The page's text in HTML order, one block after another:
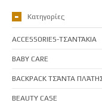
Κατηγορίες
ACCESSORIES-ΤΣΑΝΤΆΚΙΑ
BABY CARE
BACKPACK ΤΣΆΝΤΑ
BEAUTY CASE